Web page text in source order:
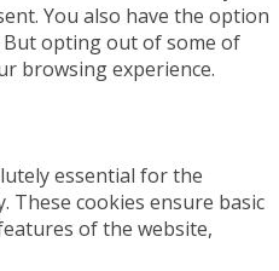
You also have the option
opting out of some of
browsing experience.
essential for the
cookies ensure basic
of the website,